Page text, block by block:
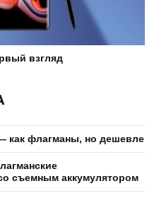
взгляд
как флагманы, но дешевле
съемным аккумулятором